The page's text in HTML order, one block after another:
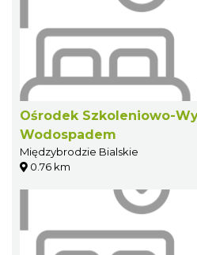
Ośrodek Szkoleniowo-
Wodospadem
Międzybrodzie Bialskie
0.76 km